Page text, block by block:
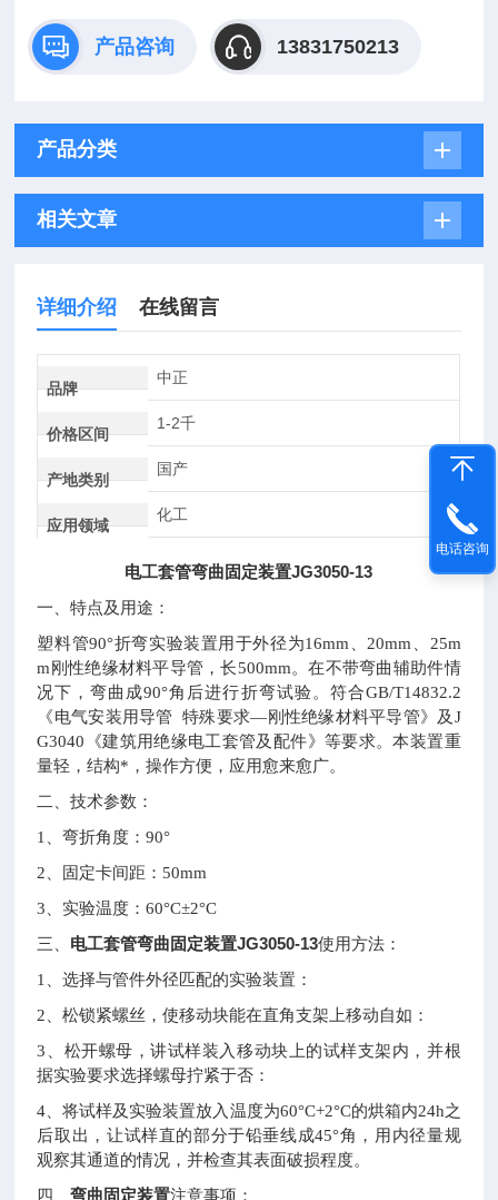
产品咨询 13831750213
产品分类
相关文章
详细介绍 在线留言
品牌
中正
价格区间
1-2千
产地类别
国产
应用领域
化工
电工套管弯曲固定装置JG3050-13
一、特点及用途：
塑料管90°折弯实验装置用于外径为16mm、20mm、25m
m刚性绝缘材料平导管，长500mm。在不带弯曲辅助件情
况下，弯曲成90°角后进行折弯试验。符合GB/T14832.2
《电气安装用导管 特殊要求—刚性绝缘材料平导管》及J
G3040《建筑用绝缘电工套管及配件》等要求。本装置重
量轻，结构*，操作方便，应用愈来愈广。
二、技术参数：
1
、弯折角度：90°
2 、固定卡间距：50mm
3 、实验温度：60°C±2°C
三、 电工套管弯曲固定装置JG3050-13使用方法：
1
、选择与管件外径匹配的实验装置：
2 、松锁紧螺丝，使移动块能在直角支架上移动自如：
3 、松开螺母，讲试样装入移动块上的试样支架内，并根
据实验要求选择螺母拧紧于否：
4 、将试样及实验装置放入温度为60°C+2°C的烘箱内24h之
后取出，让试样直的部分于铅垂线成45°角，用内径量规
观察其通道的情况，并检查其表面破损程度。
四、弯曲固定装置注意事项：
电话咨询